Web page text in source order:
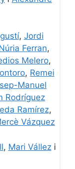
, Jordi
Ferran,
Melero,
, Remei
Manuel
Rodríguez
Ramírez,
Vázquez
, Mari Vállezi